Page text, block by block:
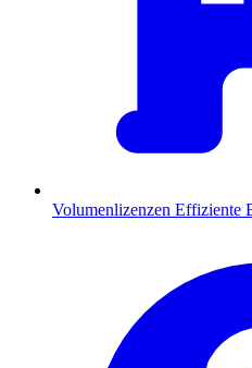
Volumenlizenzen Effiziente